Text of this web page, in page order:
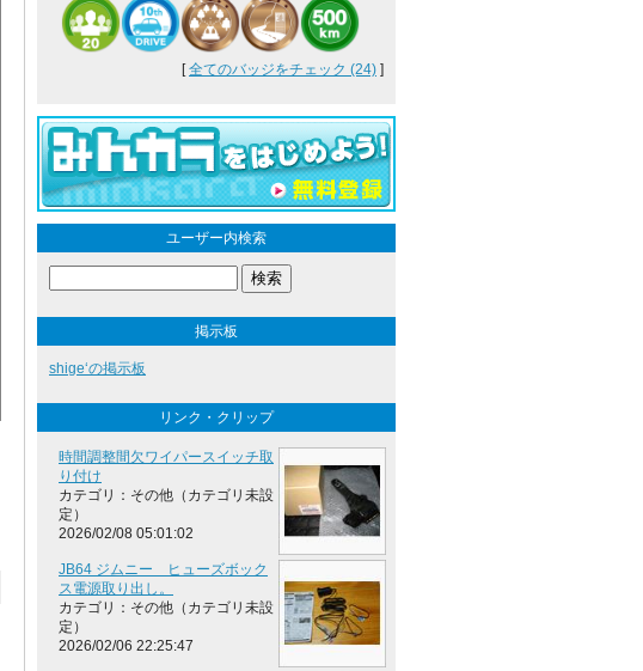
[全てのバッジをチェック (24) ]
ユーザー内検索
掲示板
shige‘の掲示板
リンク・クリップ
時間調整間欠ワイパースイッチ取
り付け
カテゴリ：その他（カテゴリ未設
定）
2026/02/08 05:01:02
JB64 ジムニー ヒューズボック
ス電源取り出し。
カテゴリ：その他（カテゴリ未設
定）
2026/02/06 22:25:47